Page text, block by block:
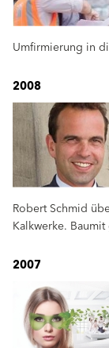
Umfirmierung in
2008
Robert Schmid
Kalkwerke.
2007